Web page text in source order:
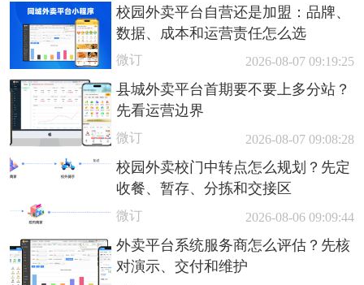
校园外卖平台自营还是加盟：品牌、
数据、成本和运营责任怎么选
微订 2026-08-07 09:19:25
县城外卖平台首期要不要上多分站？
先看运营边界
微订 2026-08-07 09:08:28
校园外卖校门中转点怎么规划？先定
收餐、暂存、分拣和交接区
微订 2026-08-06 09:09:44
外卖平台系统服务商怎么评估？先核
对演示、交付和维护